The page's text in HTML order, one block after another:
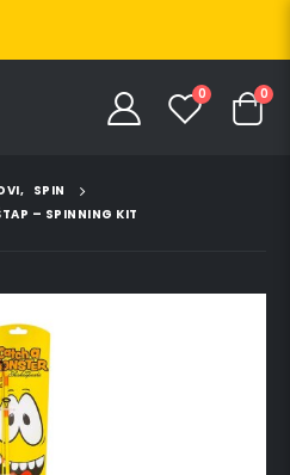
0 0
, SPIN
– SPINNING KIT